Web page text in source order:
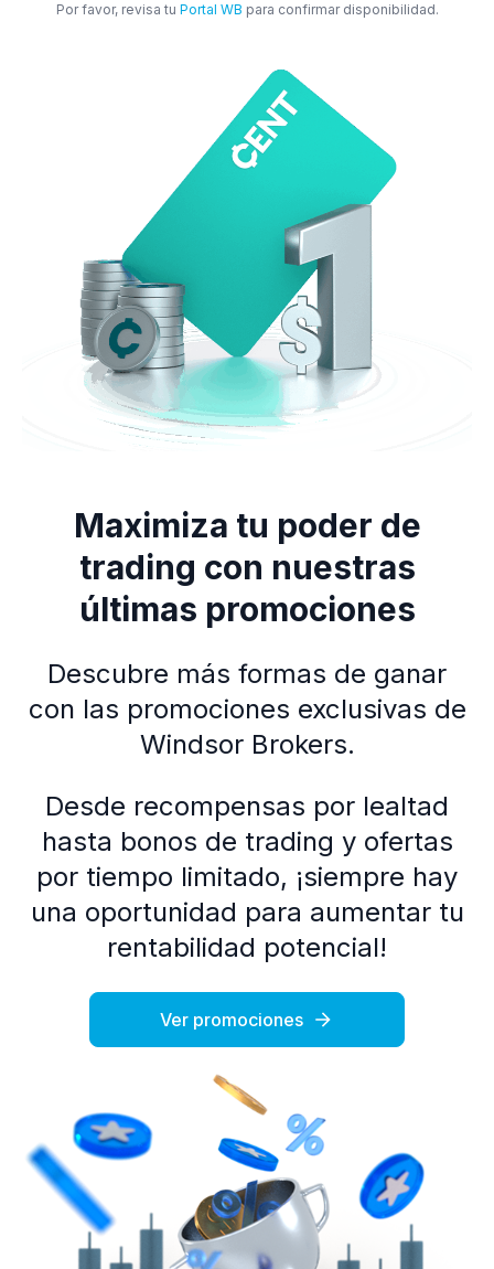
Por favor, revisa tu Portal WB para confirmar disponibilidad.
Maximiza tu poder de
trading con nuestras
últimas promociones
Descubre más formas de ganar
con las promociones exclusivas de
Windsor Brokers.
Desde recompensas por lealtad
hasta bonos de trading y ofertas
por tiempo limitado, ¡siempre hay
una oportunidad para aumentar tu
rentabilidad potencial!
Ver promociones